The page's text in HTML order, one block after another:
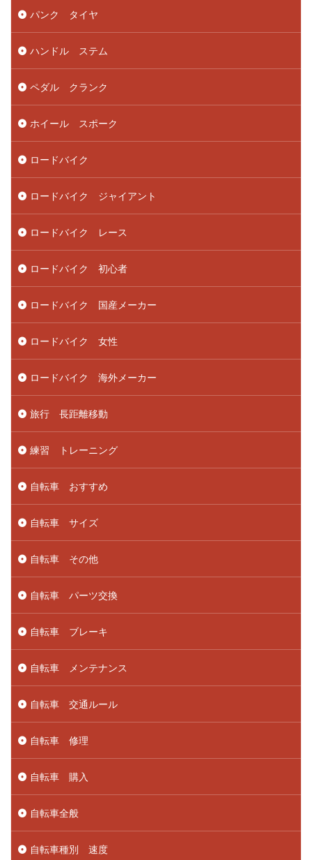
パンク タイヤ
ハンドル ステム
ペダル クランク
ホイール スポーク
ロードバイク
ロードバイク ジャイアント
ロードバイク レース
ロードバイク 初心者
ロードバイク 国産メーカー
ロードバイク 女性
ロードバイク 海外メーカー
旅行 長距離移動
練習 トレーニング
自転車 おすすめ
自転車 サイズ
自転車 その他
自転車 パーツ交換
自転車 ブレーキ
自転車 メンテナンス
自転車 交通ルール
自転車 修理
自転車 購入
自転車全般
自転車種別 速度